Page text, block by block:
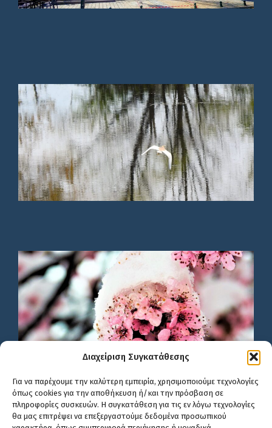
Διαχείριση Συγκατάθεσης
Για να παρέχουμε την καλύτερη εμπειρία, χρησιμοποιούμε τεχνολογίες
όπως cookies για την αποθήκευση ή/και την πρόσβαση σε
πληροφορίες συσκευών. Η συγκατάθεση για τις εν λόγω τεχνολογίες
θα μας επιτρέψει να επεξεργαστούμε δεδομένα προσωπικού